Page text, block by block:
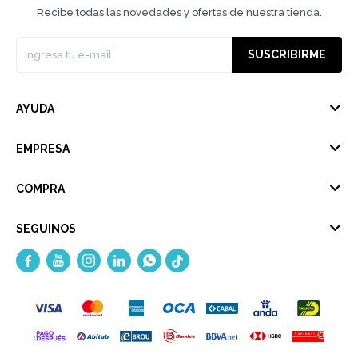
Recibe todas las novedades y ofertas de nuestra tienda.
SUSCRIBIRME
AYUDA
EMPRESA
COMPRA
SEGUINOS
    